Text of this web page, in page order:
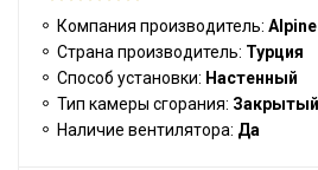
Компания производитель:
Страна производитель: Турция
Способ установки: Настенный
Тип камеры сгорания: Закрытый
Наличие вентилятора: Да